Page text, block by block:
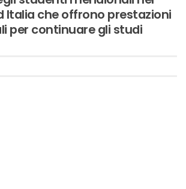
che offrono prestazioni
per continuare gli studi